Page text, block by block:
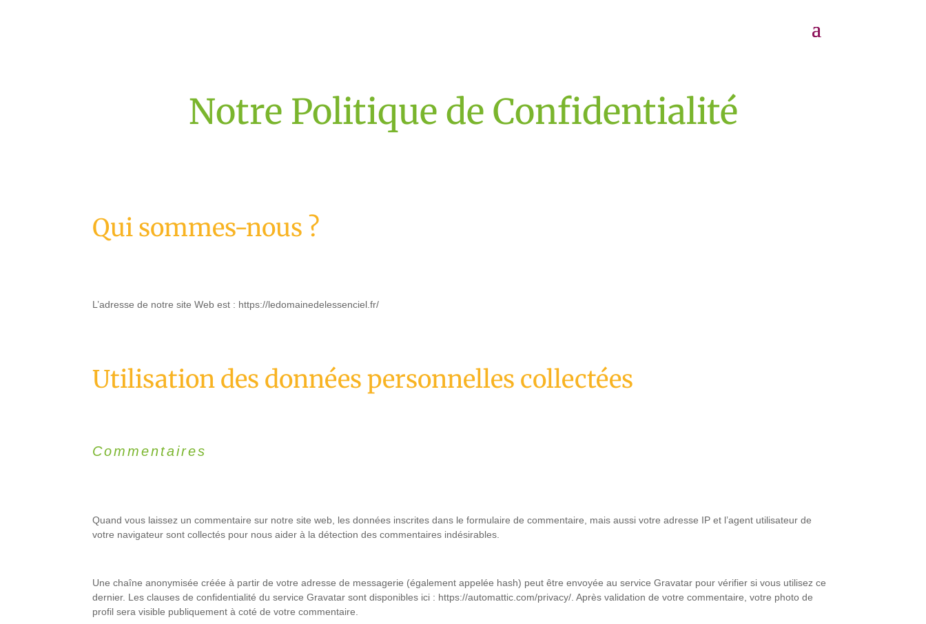
Notre Politique de Confidentialité
Qui sommes-nous ?
L’adresse de notre site Web est : https://ledomainedelessenciel.fr/
Utilisation des données personnelles collectées
Commentaires
Quand vous laissez un commentaire sur notre site web, les données inscrites dans le formulaire de commentaire, mais aussi votre adresse IP et l’agent utilisateur de
votre navigateur sont collectés pour nous aider à la détection des commentaires indésirables.
Une chaîne anonymisée créée à partir de votre adresse de messagerie (également appelée hash) peut être envoyée au service Gravatar pour vérifier si vous utilisez ce
dernier. Les clauses de confidentialité du service Gravatar sont disponibles ici : https://automattic.com/privacy/. Après validation de votre commentaire, votre photo de
profil sera visible publiquement à coté de votre commentaire.